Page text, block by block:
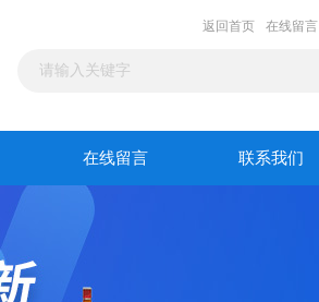
返回首页 在线留言
在线留言 联系我们